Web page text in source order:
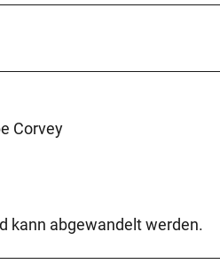
Corvey
kann abgewandelt werden.